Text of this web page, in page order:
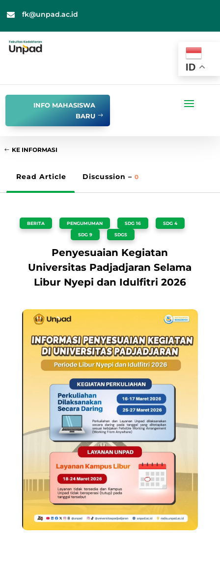
 fk@unpad.ac.id
ID
INFO MAHASISWA
BARU
KE INFORMASI
Read Article Discussion – 0
BERITA PENGUMUMAN SDG 16 SDG 4
SDG 9 SDGS
Penyesuaian Kegiatan
Universitas Padjadjaran Selama
Libur Nyepi dan Idulfitri 2026